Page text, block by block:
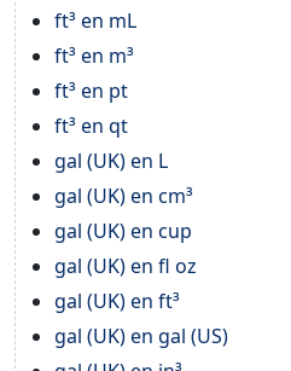
ft³ en mL
ft³ en m³
ft³ en pt
ft³ en qt
gal (UK) en L
gal (UK) en cm³
gal (UK) en cup
gal (UK) en fl oz
gal (UK) en ft³
gal (UK) en gal (US)